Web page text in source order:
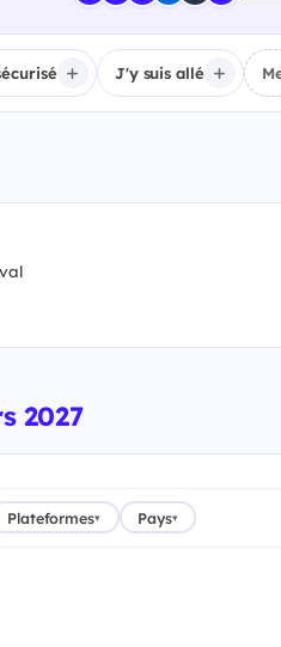
J'y suis allé
2027
Plateformes▾ Pays▾